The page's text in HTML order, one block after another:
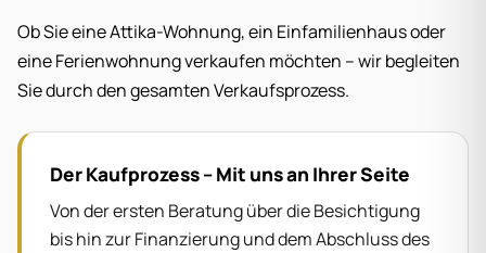
Ob Sie eine Attika-Wohnung, ein Einfamilienhaus oder
eine Ferienwohnung verkaufen möchten – wir begleiten
Sie durch den gesamten Verkaufsprozess.
Der Kaufprozess – Mit uns an Ihrer Seite
Von der ersten Beratung über die Besichtigung
bis hin zur Finanzierung und dem Abschluss des